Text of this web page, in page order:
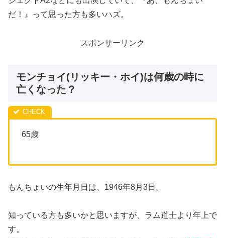
だ！』って思った方も多いハズ。
スポンサーリンク
モンチョイ(リッキー・ホイ)は何歳の時に
亡くなった？
65歳
もんちょいの生年月日は、1946年8月3日。
知っている方も多いかと思いますが、ラム道士より年上で
す。